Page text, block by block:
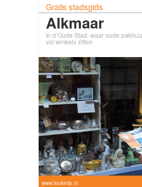
Gratis stadsgids
Alkmaar
In d’Oude Stad, waar oude
vol winkels zitten
www.leuketip.nl